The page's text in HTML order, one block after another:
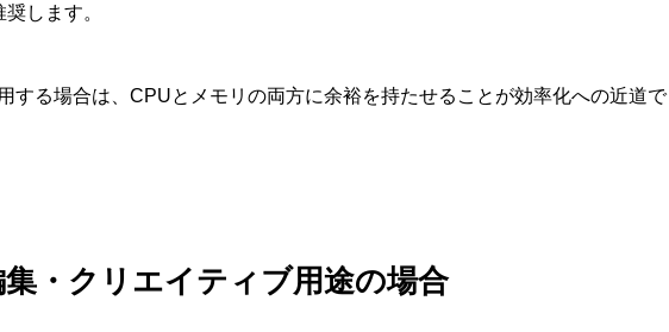
します。
する場合は、CPUとメモリの両方に余裕を持たせることが効率化への近道で
・クリエイティブ用途の場合